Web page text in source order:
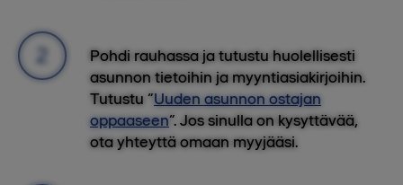
Pohdi rauhassa ja tutustu huolellisesti
asunnon tietoihin ja myyntiasiakirjoihin.
Tutustu “Uuden asunnon ostajan
oppaaseen”. Jos sinulla on kysyttävää,
ota yhteyttä omaan myyjääsi.